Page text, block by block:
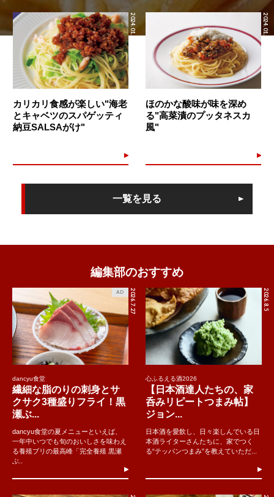
2024.01.17
カリカリ食感が楽しい"海老
とキャベツのスパゲッティ
納豆SALSAがけ"
2024.01.15
ほのかな酸味が味を深め
る"高菜漬のプッタネスカ
風"
一覧を見る
編集部のおすすめ
2026.7.27
AD
dancyu食堂
繊細な脂のりの刺身とサ
クサク3種盛りフライ！黒
瀬ぶ...
dancyu食堂の夏メニューといえば、
一年中いつでも旬のおいしさを味わえ
る養殖ブリの最高峰「完全養殖 黒瀬
ぶ..
2026.8.5
心ふるえる酒2026
【日本酒達人たちの、家
呑みリピートつまみ帖】
ジョン...
日本酒を愛飲し、日々楽しんでいる日
本酒ライターさんたちに、家でつく
る“テッパンつまみ”を教えていただ...